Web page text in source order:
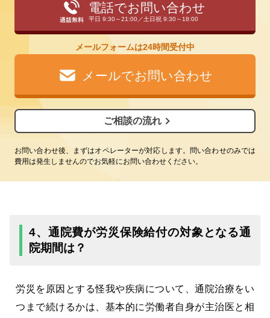
電話でお問い合わせ
平日 9:30～21:00／土日祝 9:30～18:00
メールフォームは24時間受付中
メールでお問い合わせ
ご相談の流れ
お問い合わせ後、まずはオペレーターが対応します。問い合わせのみでは
費用は発生しませんのでお気軽にお問い合わせください。
4、通院費が労災保険給付の対象となる通
院期間は？
労災を原因とする怪我や疾病について、通院治療をい
つまで続けるかは、基本的に労働者自身が主治医と相